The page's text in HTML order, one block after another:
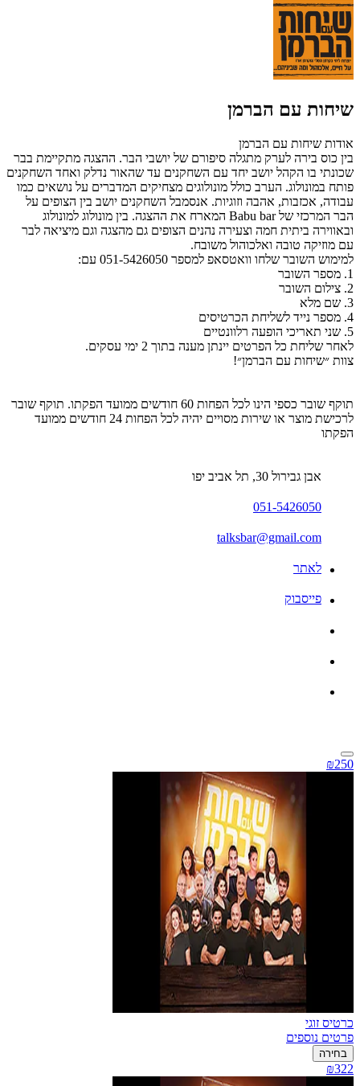
שיחות עם הברמן
אודות שיחות עם הברמן
בין כוס בירה לערק מתגלה סיפורם של יושבי הבר. ההצגה מתקיימת בבר
שכונתי בו הקהל יושב יחד עם השחקנים עד שהאור נדלק ואחד השחקנים
פותח במונולוג. הערב כולל מונולוגים מצחיקים המדברים על נושאים כמו
עבודה, אכזבות, אהבה וזוגיות. אנסמבל השחקנים יושב בין הצופים על
הבר המרכזי של Babu bar המארח את ההצגה. בין מונולוג למונולוג
ובאווירה ביתית חמה וצעירה נהנים הצופים גם מהצגה וגם מיציאה לבר
עם מוזיקה טובה ואלכוהול משובח.
למימוש השובר שלחו וואטסאפ למספר 051-5426050 עם:
1. מספר השובר
2. צילום השובר
3. שם מלא
4. מספר נייד לשליחת הכרטיסים
5. שני תאריכי הופעה רלוונטיים
לאחר שליחת כל הפרטים יינתן מענה בתוך 2 ימי עסקים.
צוות ״שיחות עם הברמן״!
תוקף שובר כספי הינו לכל הפחות 60 חודשים ממועד הפקתו. תוקף שובר
לרכישת מוצר או שירות מסויים יהיה לכל הפחות 24 חודשים ממועד
הפקתו
אבן גבירול 30, תל אביב יפו
051-5426050
talksbar@gmail.com
לאתר
פייסבוק
₪250
כרטיס זוגי
פרטים נוספים
בחירה
₪322